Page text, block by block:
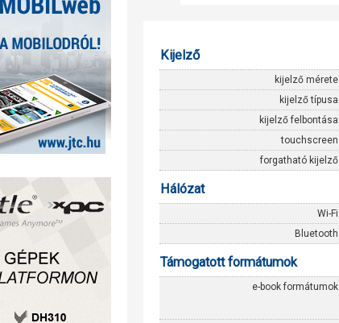
Kijelző
kijelző mérete
kijelző típusa
kijelző felbontása
touchscreen
forgatható kijelző
Hálózat
Wi-Fi
Bluetooth
Támogatott formátumok
e-book formátumok